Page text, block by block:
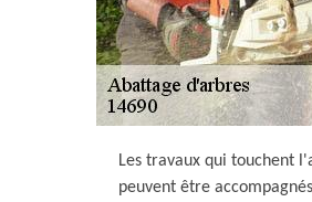
Les travaux qui touchent
peuvent être